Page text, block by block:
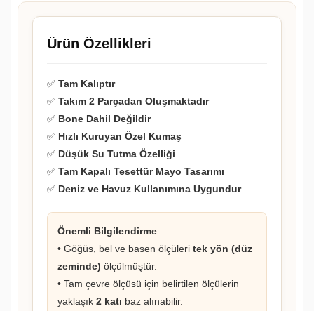
Ürün Özellikleri
✅ Tam Kalıptır
✅ Takım 2 Parçadan Oluşmaktadır
✅ Bone Dahil Değildir
✅ Hızlı Kuruyan Özel Kumaş
✅ Düşük Su Tutma Özelliği
✅ Tam Kapalı Tesettür Mayo Tasarımı
✅ Deniz ve Havuz Kullanımına Uygundur
Önemli Bilgilendirme
• Göğüs, bel ve basen ölçüleri tek yön (düz
zeminde) ölçülmüştür.
• Tam çevre ölçüsü için belirtilen ölçülerin
yaklaşık 2 katı baz alınabilir.